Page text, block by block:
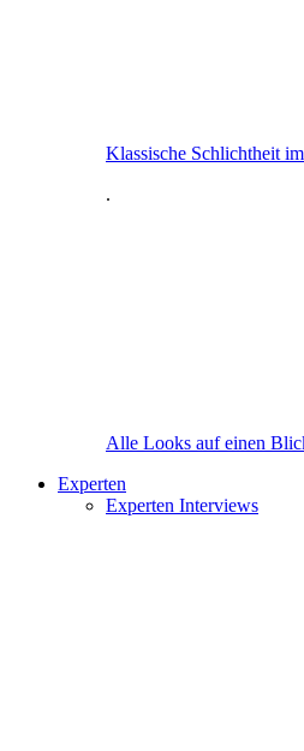
Klassische Schlichtheit
.
Alle Looks auf einen
Experten
Experten Interviews